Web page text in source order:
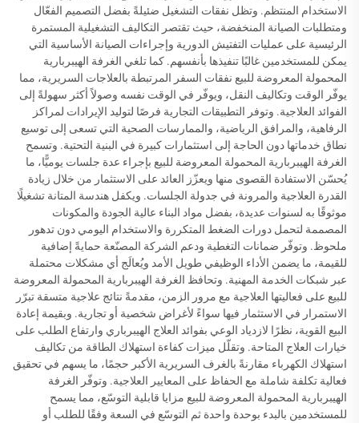
الاستخدام المنتظم. وتظل نفقات التشغيل ضئيلةً بفضل التصميم الفعّال
ومتطلبات الصيانة المنخفضة، حيث تقتصر التكاليف التشغيلية المستمرة
الرئيسية على عمليات التفتيش الدورية وإجراءات الصيانة الأساسية التي
يمكن للمستخدمين غالبًا تنفيذها بأنفسهم. كما تلغي الغرفة الهيبربارية
المحمولة المعروضة للبيع نفقات السفر المرتبطة بالعلاجات السريرية، مما
يوفّر الوقت وتكاليف النقل، ويوفّر في الوقت نفسه وصولاً أكثر سهولةً إلى
الفوائد العلاجية. وتوفر التطبيقات التجارية فرصًا لتوليد الإيرادات لمراكز
الرفاهية، والمرافق الرياضية، والممارسات الصحية التي تسعى إلى توسيع
نطاق خدماتها دون الحاجة إلى استثمارات كبيرة في البنية التحتية. وتسمح
الغرفة الهيبربارية المحمولة المعروضة للبيع بإجراء عدة جلسات يوميًّا، ما
يُحسّن الاستفادة القصوى منها ويعزّز العائد على الاستثمار من خلال زيادة
القدرة العلاجية والمرونة في جدولة الجلسات. ويكفل هندسة المتانة تشغيلًا
موثوقًا به لسنوات عديدة، بفضل مواد البناء عالية الجودة والمكونات
المصممة لتحمل دورات الضغط المتكررة والاستخدام اليومي دون تدهور
ملحوظ. وتوفّر ضمانات التغطية ودعم الشركة المصنّعة حمايةً إضافية
للقيمة، ما يضمن الأداء الوظيفي طويل الأمد ويُعالَج أي مشكلات محتملة
عبر شبكات الخدمة المهنية. وتحافظ الغرفة الهيبربارية المحمولة المعروضة
للبيع على فعاليتها العلاجية مع مرور الزمن، مقدمةً نتائج علاجية متسقة تبرّر
الاستمرار في الاستثمار فيها سواءً لأغراض شخصية أو تجارية. وبقيمة إعادة
البيع القوية، نظرًا لازدياد الوعي بفوائد العلاج الهيبرباري وارتفاع الطلب على
خيارات العلاج المتاحة. وتقلّل ميزات كفاءة استهلاك الطاقة من تكاليف
استهلاك الكهرباء مقارنةً بالغرف السريرية الأكبر حجمًا، ما يسهم في تحقيق
فعالية تكلفة شاملة مع الحفاظ على المعايير العلاجية. وتوفّر الغرفة
الهيبربارية المحمولة المعروضة للبيع مزايا قابلية التوسّع، مما يسمح
للمستخدمين بالبدء بوحدة واحدة ثم التوسّع في السعة وفقًا للطلب أو